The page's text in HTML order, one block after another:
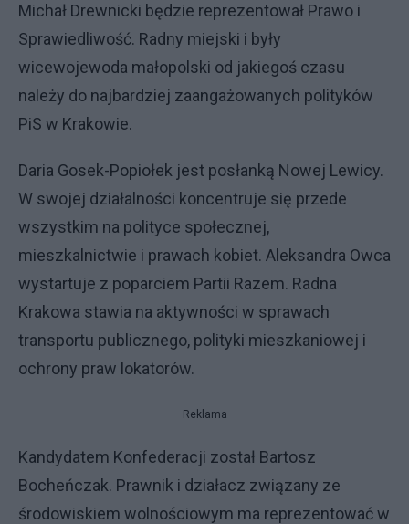
Michał Drewnicki będzie reprezentował Prawo i
Sprawiedliwość. Radny miejski i były
wicewojewoda małopolski od jakiegoś czasu
należy do najbardziej zaangażowanych polityków
PiS w Krakowie.
Daria Gosek-Popiołek jest posłanką Nowej Lewicy.
W swojej działalności koncentruje się przede
wszystkim na polityce społecznej,
mieszkalnictwie i prawach kobiet. Aleksandra Owca
wystartuje z poparciem Partii Razem. Radna
Krakowa stawia na aktywności w sprawach
transportu publicznego, polityki mieszkaniowej i
ochrony praw lokatorów.
Reklama
Kandydatem Konfederacji został Bartosz
Bocheńczak. Prawnik i działacz związany ze
środowiskiem wolnościowym ma reprezentować w